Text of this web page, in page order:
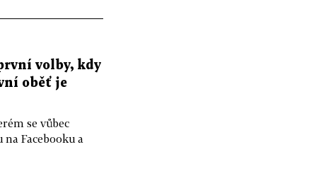
volby, kdy
oběť je
se vůbec
Facebooku a